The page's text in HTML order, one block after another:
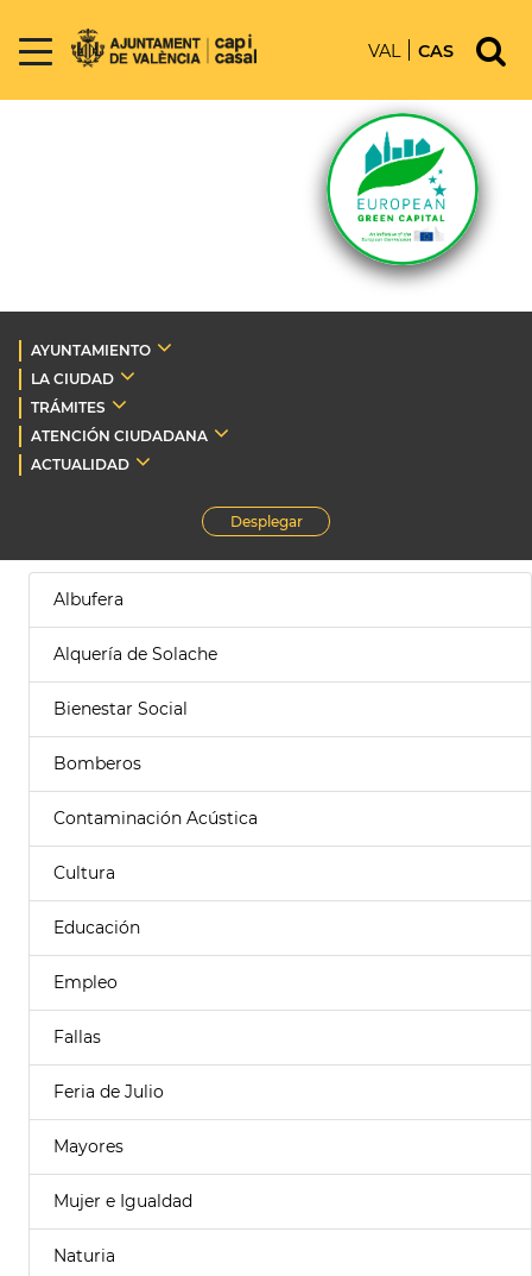
VAL CAS
AYUNTAMIENTO
LA CIUDAD
TRÁMITES
ATENCIÓN CIUDADANA
ACTUALIDAD
Desplegar
Albufera
Alquería de Solache
Bienestar Social
Bomberos
Contaminación Acústica
Cultura
Educación
Empleo
Fallas
Feria de Julio
Mayores
Mujer e Igualdad
Naturia